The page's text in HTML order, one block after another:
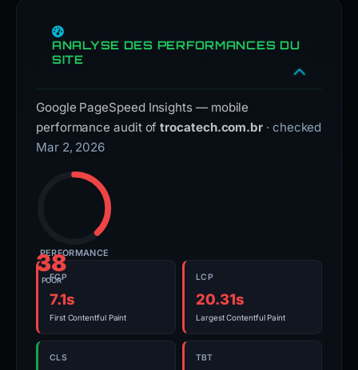
ANALYSE DES PERFORMANCES DU
SITE
Google PageSpeed Insights — mobile
performance audit oftrocatech.com.br · checked
Mar 2, 2026
38
POOR
PERFORMANCE
FCP
7.1s
First Contentful Paint
LCP
20.31s
Largest Contentful Paint
CLS TBT